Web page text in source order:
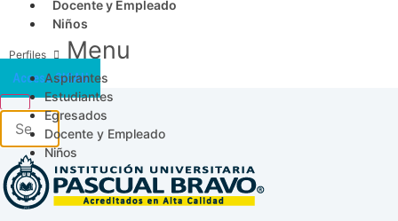
Docente y Empleado
Niños
Menu
Aspirantes
Estudiantes
Egresados
Docente y Empleado
Niños
Acceso SICAU